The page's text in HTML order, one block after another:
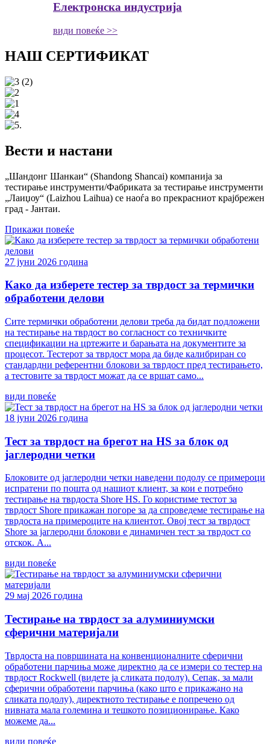
Електронска индустрија
види повеќе >>
НАШ СЕРТИФИКАТ
Вести и настани
„Шандонг Шанкаи“ (Shandong Shancai) компанија за
тестирање инструменти/Фабриката за тестирање инструменти
„Лаиџоу“ (Laizhou Laihua) се наоѓа во прекрасниот крајбрежен
град - Јантаи.
Прикажи повеќе
27 јуни 2026 година
Како да изберете тестер за тврдост за термички
обработени делови
Сите термички обработени делови треба да бидат подложени
на тестирање на тврдост во согласност со техничките
спецификации на цртежите и барањата на документите за
процесот. Тестерот за тврдост мора да биде калибриран со
стандардни референтни блокови за тврдост пред тестирањето,
а тестовите за тврдост можат да се вршат само...
види повеќе
18 јуни 2026 година
Тест за тврдост на брегот на HS за блок од
јаглеродни четки
Блоковите од јаглеродни четки наведени подолу се примероци
испратени по пошта од нашиот клиент, за кои е потребно
тестирање на тврдоста Shore HS. Го користиме тестот за
тврдост Shore прикажан погоре за да спроведеме тестирање на
тврдоста на примероците на клиентот. Овој тест за тврдост
Shore за јаглеродни блокови е динамичен тест за тврдост со
отскок. А...
види повеќе
29 мај 2026 година
Тестирање на тврдост за алуминиумски
сферични материјали
Тврдоста на површината на конвенционалните сферични
обработени парчиња може директно да се измери со тестер на
тврдост Rockwell (видете ја сликата подолу). Сепак, за мали
сферични обработени парчиња (како што е прикажано на
сликата подолу), директното тестирање е попречено од
нивната мала големина и тешкото позиционирање. Како
можеме да...
види повеќе